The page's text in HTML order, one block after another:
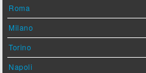
Roma
Milano
Torino
Napoli